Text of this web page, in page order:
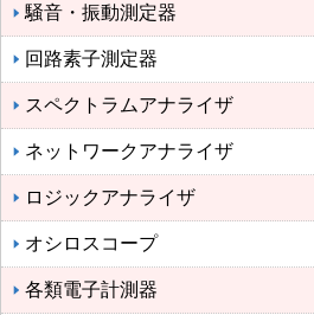
騒音・振動測定器
回路素子測定器
スペクトラムアナライザ
ネットワークアナライザ
ロジックアナライザ
オシロスコープ
各類電子計測器